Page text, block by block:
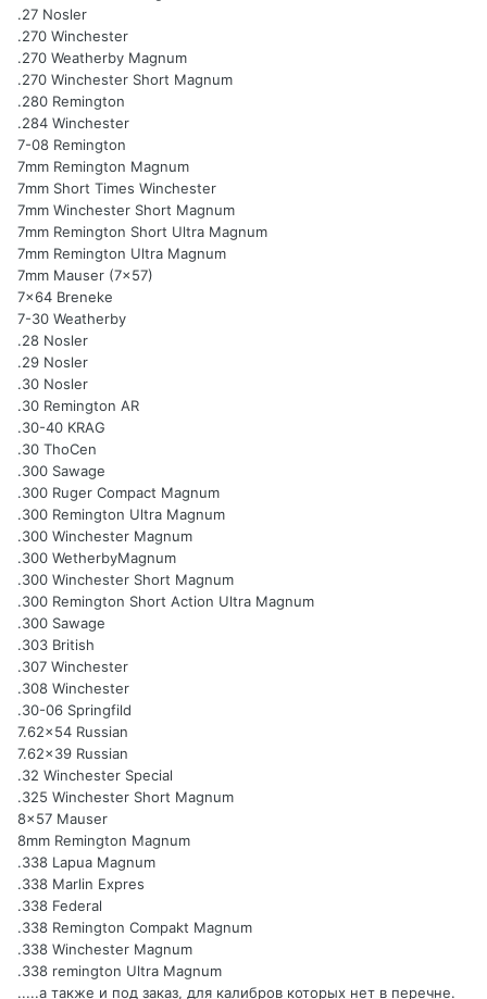
.27 Nosler
.270 Winchester
.270 Weatherby Magnum
.270 Winchester Short Magnum
.280 Remington
.284 Winchester
7-08 Remington
7mm Remington Magnum
7mm Short Times Winchester
7mm Winchester Short Magnum
7mm Remington Short Ultra Magnum
7mm Remington Ultra Magnum
7mm Mauser (7x57)
7x64 Breneke
7-30 Weatherby
.28 Nosler
.29 Nosler
.30 Nosler
.30 Remington AR
.30-40 KRAG
.30 ThoCen
.300 Sawage
.300 Ruger Compact Magnum
.300 Remington Ultra Magnum
.300 Winchester Magnum
.300 WetherbyMagnum
.300 Winchester Short Magnum
.300 Remington Short Action Ultra Magnum
.300 Sawage
.303 British
.307 Winchester
.308 Winchester
.30-06 Springfild
7.62x54 Russian
7.62x39 Russian
.32 Winchester Special
.325 Winchester Short Magnum
8x57 Mauser
8mm Remington Magnum
.338 Lapua Magnum
.338 Marlin Expres
.338 Federal
.338 Remington Compakt Magnum
.338 Winchester Magnum
.338 remington Ultra Magnum
.....а также и под заказ, для калибров которых нет в перечне.